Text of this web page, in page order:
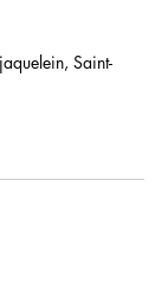
Saint-